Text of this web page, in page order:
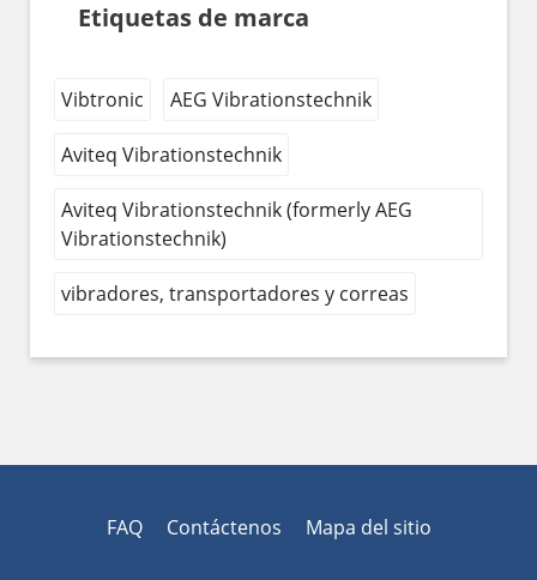
Etiquetas de marca
Vibtronic AEG Vibrationstechnik
Aviteq Vibrationstechnik
Aviteq Vibrationstechnik (formerly AEG
Vibrationstechnik)
vibradores, transportadores y correas
FAQ Contáctenos Mapa del sitio